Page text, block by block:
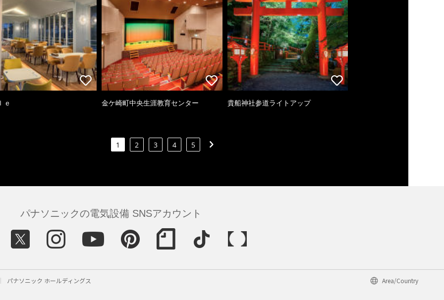
ｅ 金ケ崎町中央生涯教育センター 貴船神社参道ライトアップ
1 2 3 4 5
パナソニックの電気設備 SNSアカウント
パナソニック ホールディングス Area/Country